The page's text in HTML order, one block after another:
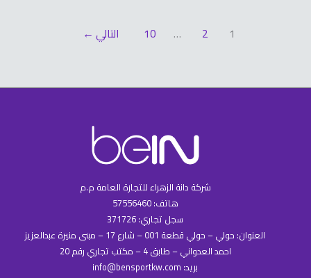
1
2
…
10 التالي ←
شركة دانة الزهراء للتجازة العامة م.م
هاتف: 57556460
سجل تجاري: 371726
العنوان: حولي – حولي قطعة 001 – شارع 17 – مبنى منيرة عبدالعزيز
احمد العدواني – طابق 4 – مكتب تجاري رقم 20
بريد: info@bensportkw.com